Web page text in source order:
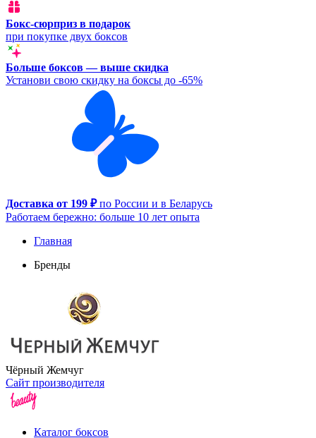
Бокс-сюрприз в подарок
при покупке двух боксов
Больше боксов — выше скидка
Установи свою скидку на боксы до -65%
Доставка от 199 ₽по России и в Беларусь
Работаем бережно: больше 10 лет опыта
Главная
Бренды
Чёрный Жемчуг
Сайт производителя
Каталог боксов